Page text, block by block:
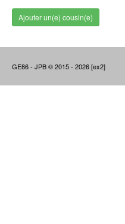
Ajouter un(e) cousin(e)
GE86 - JPB © 2015 - 2026 [ex2]